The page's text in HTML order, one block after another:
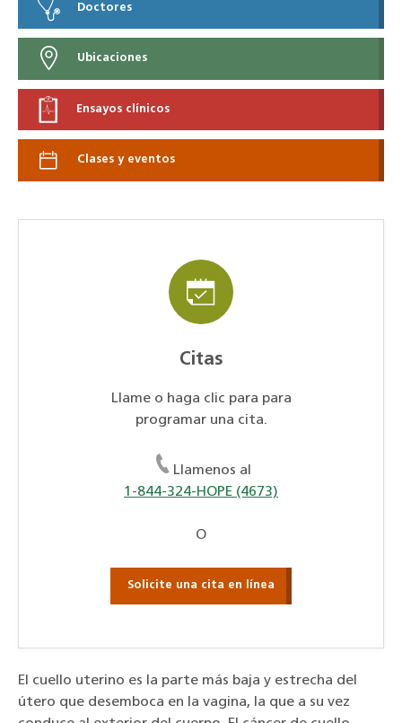
Doctores
Ubicaciones
Ensayos clínicos
Clases y eventos
Citas
Llame o haga clic para para
programar una cita.
Llamenos al
1-844-324-HOPE (4673)
O
Solicite una cita en línea
El cuello uterino es la parte más baja y estrecha del
útero que desemboca en la vagina, la que a su vez